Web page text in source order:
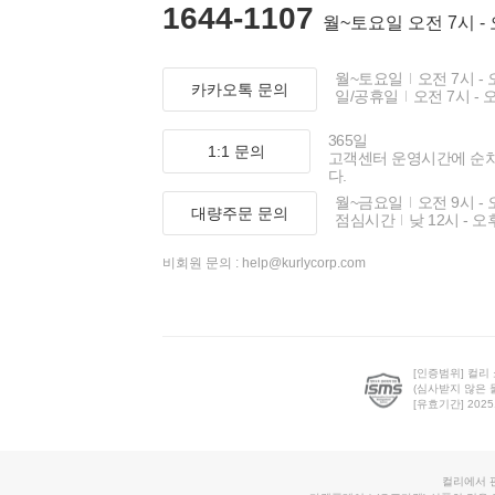
1644-1107 월~토요일 오전 7시 -
카카오톡 문의
월~토요일
오전 7시 -
일/공휴일
오전 7시 -
1:1 문의
365일
고객센터 운영시간에 순
다.
대량주문 문의
월~금요일
오전 9시 -
점심시간
낮 12시 - 오
비회원 문의 : help@kurlycorp.com
[인증범위] 컬리
(심사받지 않은
[유효기간]
컬리에서